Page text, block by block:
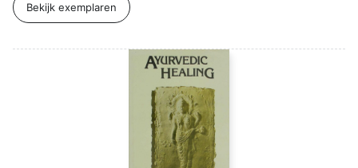
Bekijk exemplaren